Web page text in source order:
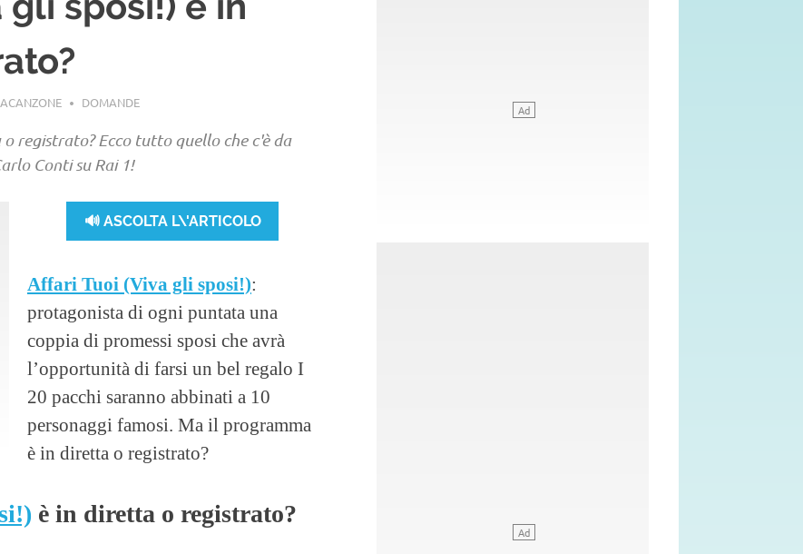
DOMANDE
registrato? Ecco tutto quello che c'è da
Conti su Rai 1!
🔊 ASCOLTA L\'ARTICOLO
Affari Tuoi (Viva gli sposi!):
protagonista di ogni puntata una
coppia di promessi sposi che avrà
l’opportunità di farsi un bel regalo I
20 pacchi saranno abbinati a 10
personaggi famosi. Ma il programma
è in diretta o registrato?
è in diretta o registrato?